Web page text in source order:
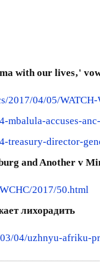
with our lives‚'
2017/04/05/
mbalula-accuses-
treasury-director-
and Another v
2017/50.html
лихорадить
04/uzhnyu-afriku-